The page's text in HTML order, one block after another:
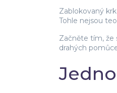
Zablokovaný
Tohle nejsou
Začněte tím, že
drahých